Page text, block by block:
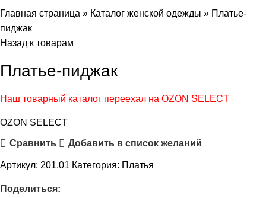
Главная страница » Каталог женской одежды » Платье-
пиджак
Назад к товарам
Платье-пиджак
Наш товарный каталог переехал на OZON SELECT
OZON SELECT
Сравнить Добавить в список желаний
Артикул: 201.01 Категория: Платья
Поделиться: